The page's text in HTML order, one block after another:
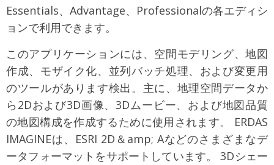
Essentials、Advantage、Professionalの各エディシ
ョンで利用できます。
このアプリケーションには、空間モデリング、地図
作成、モザイク化、並列バッチ処理、および変更用
のツールがあります検出。主に、地理空間データか
ら2Dおよび3D画像、3Dムービー、および地図品質
の地図構成を作成するために使用されます。 ERDAS
IMAGINEは、ESRI 2D＆amp; Aなどのさまざまなデ
ータフォーマットをサポートしています。 3Dシェー